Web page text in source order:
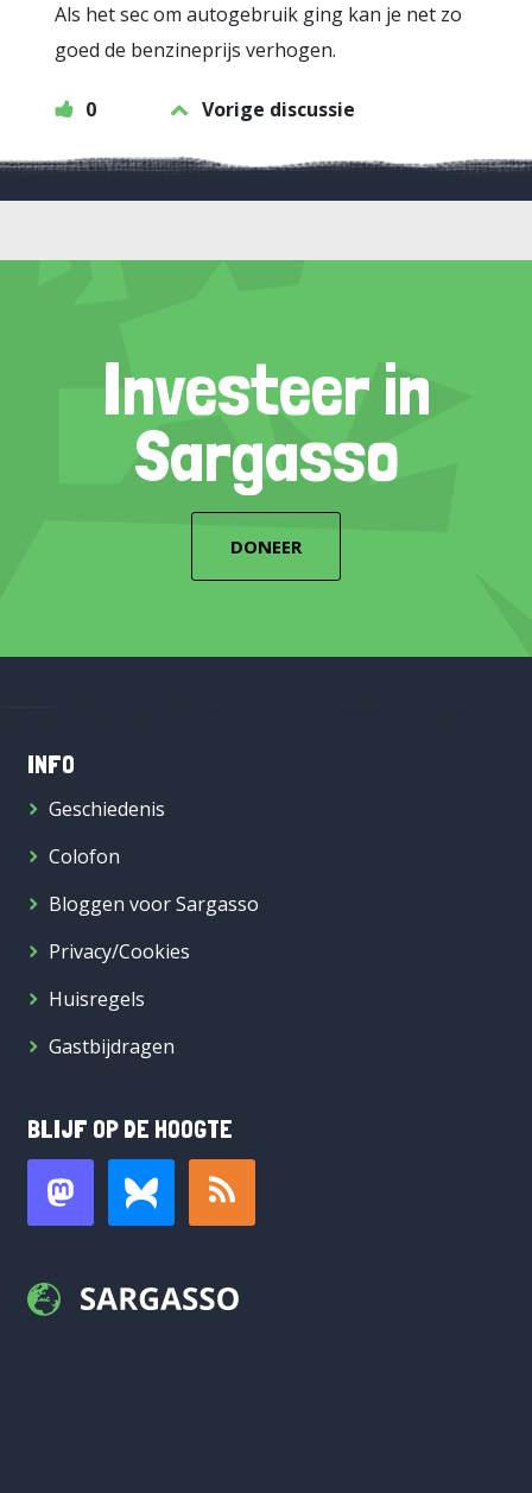
Als het sec om autogebruik ging kan je net zo
goed de benzineprijs verhogen.
0 Vorige discussie
Investeer in
Sargasso
DONEER
INFO
Geschiedenis
Colofon
Bloggen voor Sargasso
Privacy/Cookies
Huisregels
Gastbijdragen
BLIJF OP DE HOOGTE